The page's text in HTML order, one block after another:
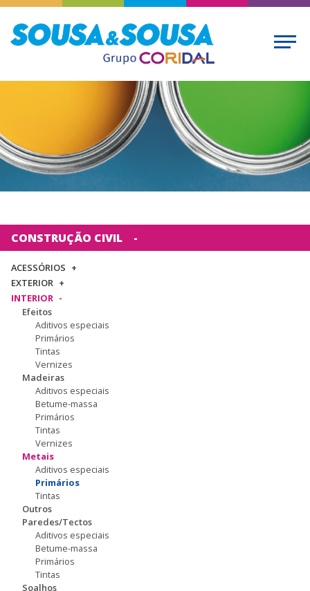
CONSTRUÇÃO CIVIL
ACESSÓRIOS
EXTERIOR
INTERIOR
Efeitos
Aditivos especiais
Primários
Tintas
Vernizes
Madeiras
Aditivos especiais
Betume-massa
Primários
Tintas
Vernizes
Metais
Aditivos especiais
Primários
Tintas
Outros
Paredes/Tectos
Aditivos especiais
Betume-massa
Primários
Tintas
Soalhos